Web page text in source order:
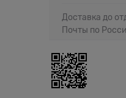
Доставка до
Почты по